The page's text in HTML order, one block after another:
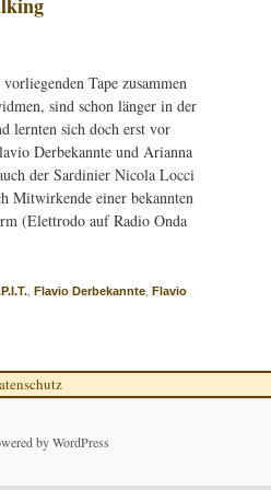
Tape zusammen
sind schon länger in der
lernten sich doch erst vor
Derbekannte und Arianna
der Sardinier Nicola Locci
Mitwirkende einer bekannten
(Elettrodo auf Radio Onda
, Flavio Derbekannte, Flavio
by WordPress